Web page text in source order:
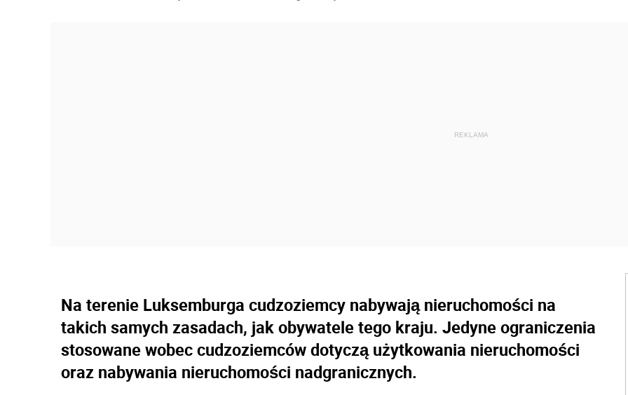
Na terenie Luksemburga cudzoziemcy nabywają nieruchomości na
takich samych zasadach, jak obywatele tego kraju. Jedyne ograniczenia
stosowane wobec cudzoziemców dotyczą użytkowania nieruchomości
oraz nabywania nieruchomości nadgranicznych.